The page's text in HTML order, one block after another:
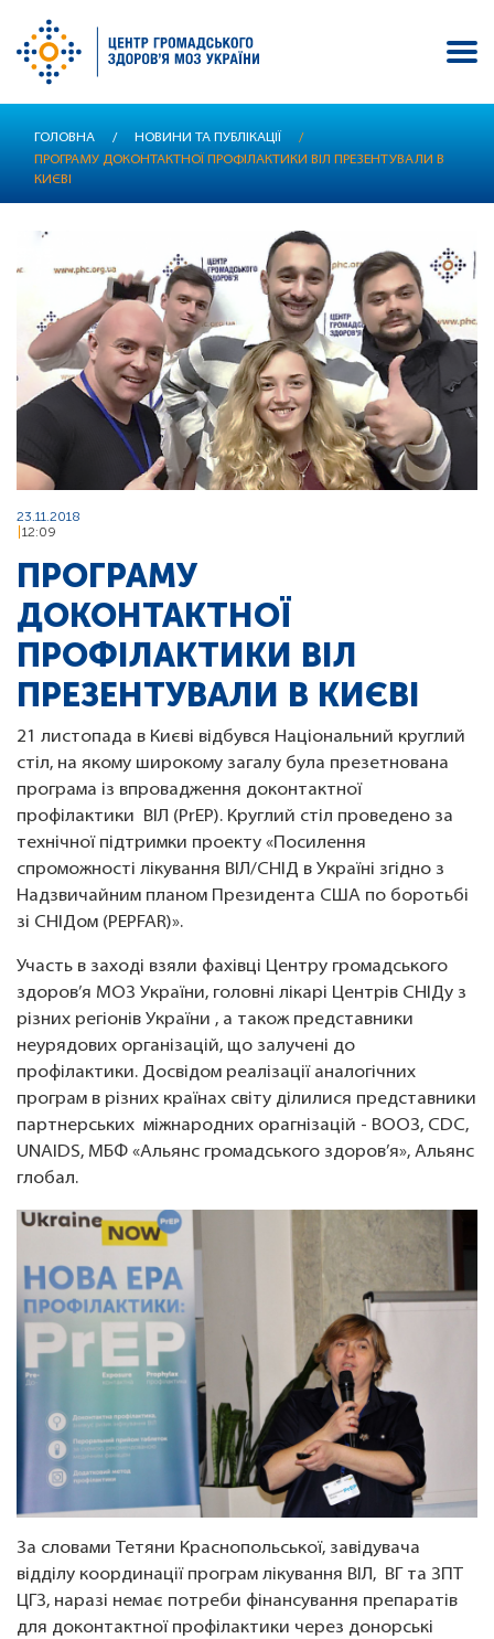
ГОЛОВНА / НОВИНИ ТА ПУБЛІКАЦІЇ
/
ПРОГРАМУ ДОКОНТАКТНОЇ ПРОФІЛАКТИКИ ВІЛ ПРЕЗЕНТУВАЛИ В
КИЄВІ
23.11.2018
12:09
ПРОГРАМУ
ДОКОНТАКТНОЇ
ПРОФІЛАКТИКИ ВІЛ
ПРЕЗЕНТУВАЛИ В КИЄВІ
21 листопада в Києві відбувся Національний круглий
стіл, на якому широкому загалу була презетнована
програма із впровадження доконтактної
профілактики ВІЛ (PrEP). Круглий стіл проведено за
технічної підтримки проекту «Посилення
спроможності лікування ВІЛ/СНІД в Україні згідно з
Надзвичайним планом Президента США по боротьбі
зі СНІДом (PEPFAR)».
Участь в заході взяли фахівці Центру громадського
здоров’я МОЗ України, головні лікарі Центрів СНІДу з
різних регіонів України , а також представники
неурядових організацій, що залучені до
профілактики. Досвідом реалізації аналогічних
програм в різних країнах світу ділилися представники
партнерських міжнародних орагнізацій - ВООЗ, CDC,
UNAIDS, МБФ «Альянс громадського здоров’я», Альянс
глобал.
За словами Тетяни Краснопольської, завідувача
відділу координації програм лікування ВІЛ, ВГ та ЗПТ
ЦГЗ, наразі немає потреби фінансування препаратів
для доконтактної профілактики через донорські